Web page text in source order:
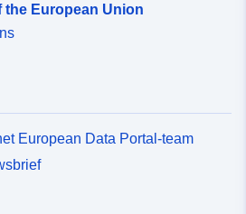
the European Union
European Data Portal-team